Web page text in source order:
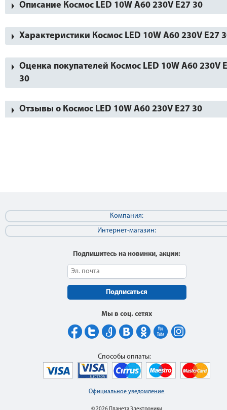
Описание Космос LED 10W A60 230V E27 30
Характеристики Космос LED 10W A60 230V E27
Оценка покупателей Космос LED 10W A60 230V
30
Отзывы о Космос LED 10W A60 230V E27 30
Компания:
Интернет-магазин:
Подпишитесь на новинки, акции:
Подписаться
Мы в соц. сетях
Официальное уведомление
Способы оплаты: